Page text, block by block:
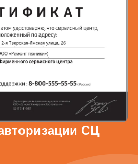
СЦ